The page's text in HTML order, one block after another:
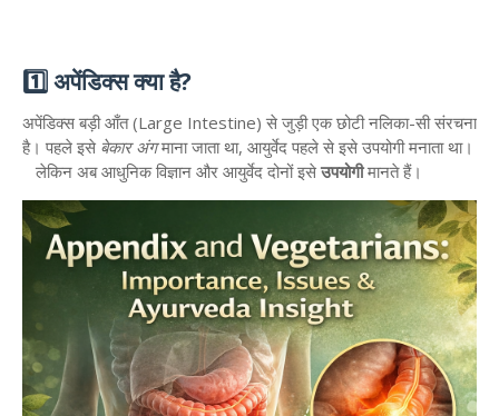
1️⃣ अपेंडिक्स क्या है?
अपेंडिक्स बड़ी आँत (Large Intestine) से जुड़ी एक छोटी नलिका-सी संरचना
है। पहले इसे बेकार अंगमाना जाता था, आयुर्वेद पहले से इसे उपयोगी मनाता था।
लेकिन अब आधुनिक विज्ञान और आयुर्वेद दोनों इसे उपयोगीमानते हैं।